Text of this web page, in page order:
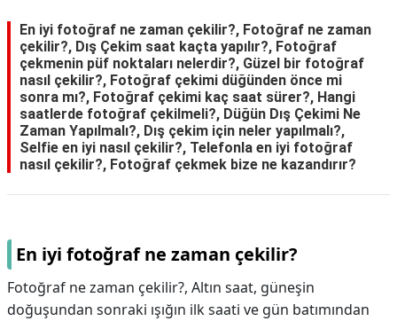
En iyi fotoğraf ne zaman çekilir?, Fotoğraf ne zaman
çekilir?, Dış Çekim saat kaçta yapılır?, Fotoğraf
çekmenin püf noktaları nelerdir?, Güzel bir fotoğraf
nasıl çekilir?, Fotoğraf çekimi düğünden önce mi
sonra mı?, Fotoğraf çekimi kaç saat sürer?, Hangi
saatlerde fotoğraf çekilmeli?, Düğün Dış Çekimi Ne
Zaman Yapılmalı?, Dış çekim için neler yapılmalı?,
Selfie en iyi nasıl çekilir?, Telefonla en iyi fotoğraf
nasıl çekilir?, Fotoğraf çekmek bize ne kazandırır?
En iyi fotoğraf ne zaman çekilir?
Fotoğraf ne zaman çekilir?, Altın saat, güneşin
doğuşundan sonraki ışığın ilk saati ve gün batımından